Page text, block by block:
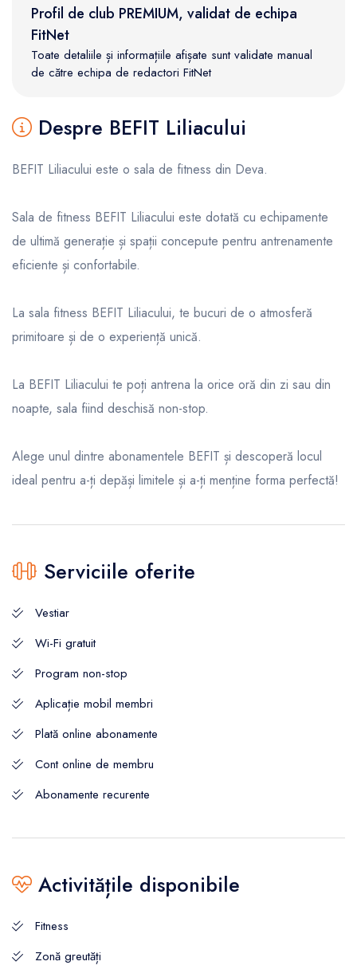
Profil de club PREMIUM, validat de echipa
FitNet
Toate detaliile și informațiile afișate sunt validate manual
de către echipa de redactori FitNet
Despre BEFIT Liliacului
BEFIT Liliacului este o sala de fitness din Deva.
Sala de fitness BEFIT Liliacului este dotată cu echipamente
de ultimă generație și spații concepute pentru antrenamente
eficiente și confortabile.
La sala fitness BEFIT Liliacului, te bucuri de o atmosferă
primitoare și de o experiență unică.
La BEFIT Liliacului te poți antrena la orice oră din zi sau din
noapte, sala fiind deschisă non-stop.
Alege unul dintre abonamentele BEFIT și descoperă locul
ideal pentru a-ți depăși limitele și a-ți menține forma perfectă!
Serviciile oferite
Vestiar
Wi-Fi gratuit
Program non-stop
Aplicație mobil membri
Plată online abonamente
Cont online de membru
Abonamente recurente
Activitățile disponibile
Fitness
Zonă greutăți